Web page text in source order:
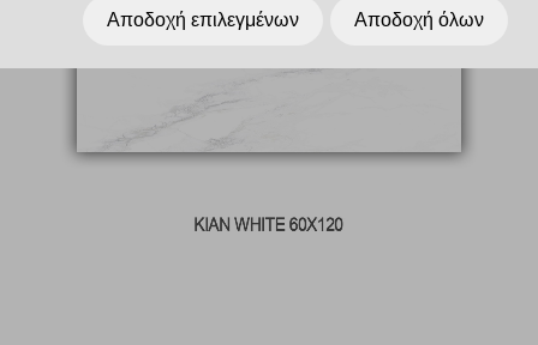
Αποδοχή επιλεγμένων Αποδοχή όλων